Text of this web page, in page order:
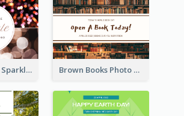
Leave a Little Sparkle Wherever You Go Postcard Brown Books Photo World Book Day Postcard